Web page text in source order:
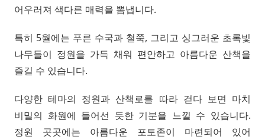
어우러져 색다른 매력을 뽐냅니다.
특히 5월에는 푸른 수국과 철쭉, 그리고 싱그러운 초록빛
나무들이 정원을 가득 채워 편안하고 아름다운 산책을
즐길 수 있습니다.
다양한 테마의 정원과 산책로를 따라 걷다 보면 마치
비밀의 화원에 들어선 듯한 기분을 느낄 수 있습니다.
정원 곳곳에는 아름다운 포토존이 마련되어 있어